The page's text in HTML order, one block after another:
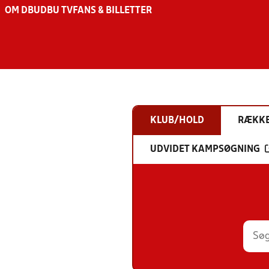
OM DBU DBU TV FANS & BILLETTER
KLUB/HOLD
UDVIDET KAMPSØGNING